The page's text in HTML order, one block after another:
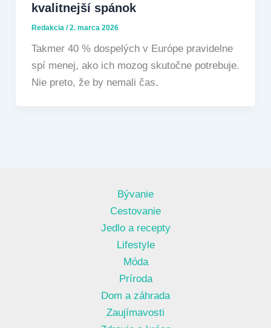
kvalitnejší spánok
Redakcia /2. marca 2026
Takmer 40 % dospelých v Európe pravidelne
spí menej, ako ich mozog skutočne potrebuje.
Nie preto, že by nemali čas.
Bývanie
Cestovanie
Jedlo a recepty
Lifestyle
Móda
Príroda
Dom a záhrada
Zaujímavosti